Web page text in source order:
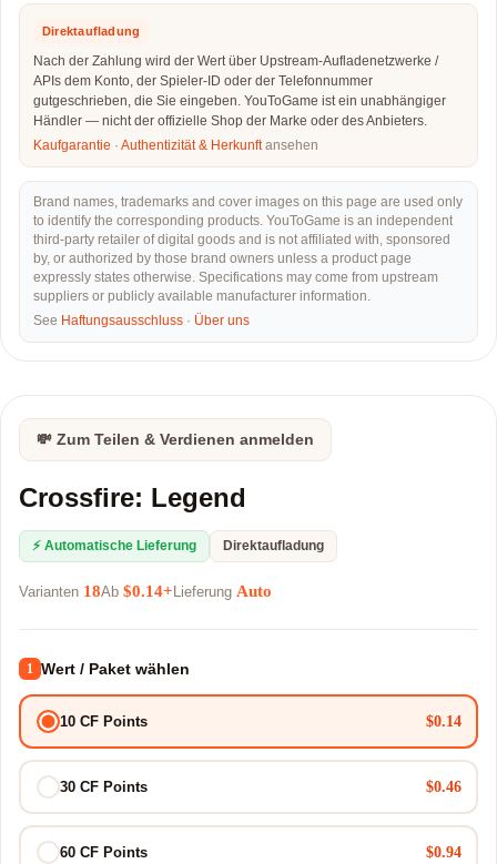
Direktaufladung
Nach der Zahlung wird der Wert über Upstream-Aufladenetzwerke /
APIs dem Konto, der Spieler-ID oder der Telefonnummer
gutgeschrieben, die Sie eingeben. YouToGame ist ein unabhängiger
Händler — nicht der offizielle Shop der Marke oder des Anbieters.
Kaufgarantie · Authentizität & Herkunftansehen
Brand names, trademarks and cover images on this page are used only
to identify the corresponding products. YouToGame is an independent
third-party retailer of digital goods and is not affiliated with, sponsored
by, or authorized by those brand owners unless a product page
expressly states otherwise. Specifications may come from upstream
suppliers or publicly available manufacturer information.
See Haftungsausschluss · Über uns
💸 Zum Teilen & Verdienen anmelden
Crossfire: Legend
⚡ Automatische Lieferung Direktaufladung
Varianten 18Ab $0.14+ Lieferung Auto
1 Wert / Paket wählen
10 CF Points $0.14
30 CF Points $0.46
60 CF Points $0.94